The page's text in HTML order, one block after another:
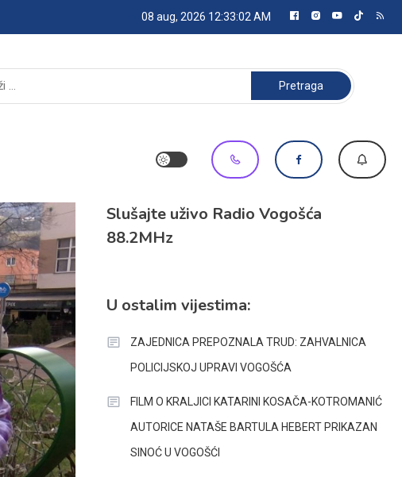
08 aug, 2026 12:33:04 AM
Pretraga:
Slušajte uživo Radio Vogošća
88.2MHz
U ostalim vijestima:
ZAJEDNICA PREPOZNALA TRUD: ZAHVALNICA
POLICIJSKOJ UPRAVI VOGOŠĆA
FILM O KRALJICI KATARINI KOSAČA-KOTROMANIĆ
AUTORICE NATAŠE BARTULA HEBERT PRIKAZAN
SINOĆ U VOGOŠĆI